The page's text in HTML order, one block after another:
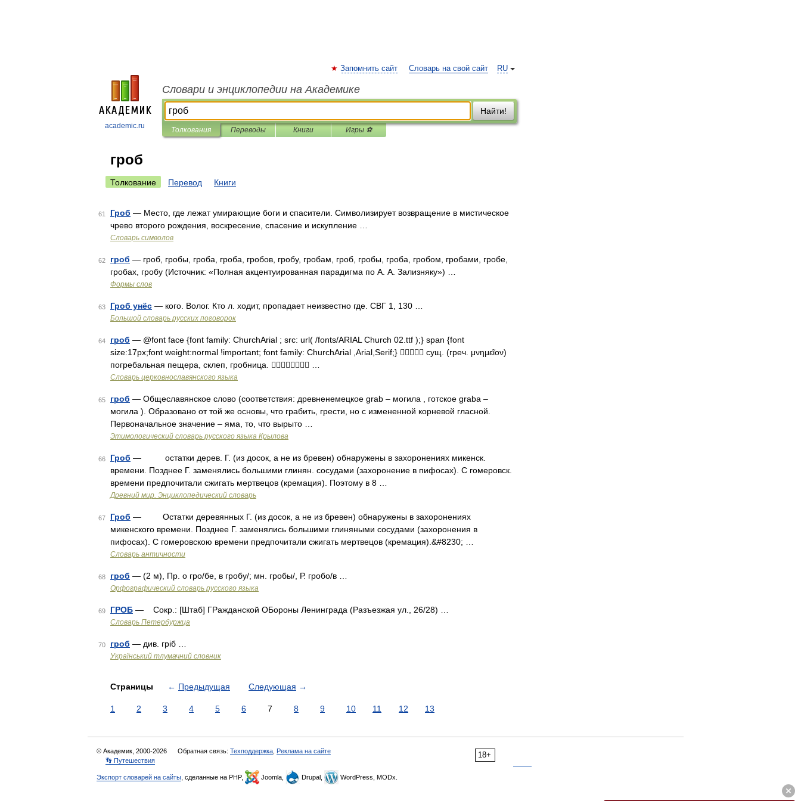
academic.ru
RU
Запомнить сайт Словарь на свой сайт
Словари и энциклопедии на Академике
Найти!
Толкования Переводы Книги Игры ⚽
гроб
Толкование Перевод Книги
61 Гроб — Место, где лежат умирающие боги и спасители. Символизирует возвращение в мистическое
чрево второго рождения, воскресение, спасение и искупление …
Словарь символов
62 гроб — гроб, гробы, гроба, гроба, гробов, гробу, гробам, гроб, гробы, гроба, гробом, гробами, гробе,
гробах, гробу (Источник: «Полная акцентуированная парадигма по А. А. Зализняку») …
Формы слов
63 Гроб унёс — кого. Волог. Кто л. ходит, пропадает неизвестно где. СВГ 1, 130 …
Большой словарь русских поговорок
64 гроб — @font face {font family: ChurchArial ; src: url( /fonts/ARIAL Church 02.ttf );} span {font
size:17px;font weight:normal !important; font family: ChurchArial ,Arial,Serif;}  сущ. (греч. μνημεῖον)
погребальная пещера, склеп, гробница.  …
Словарь церковнославянского языка
65 гроб — Общеславянское слово (соответствия: древненемецкое grab – могила , готское graba –
могила ). Образовано от той же основы, что грабить, грести, но с измененной корневой гласной.
Первоначальное значение – яма, то, что вырыто …
Этимологический словарь русского языка Крылова
66 Гроб — остатки дерев. Г. (из досок, а не из бревен) обнаружены в захоронениях микенск.
времени. Позднее Г. заменялись большими глинян. сосудами (захоронение в пифосах). С гомеровск.
времени предпочитали сжигать мертвецов (кремация). Поэтому в 8 …
Древний мир. Энциклопедический словарь
67 Гроб — Остатки деревянных Г. (из досок, а не из бревен) обнаружены в захоронениях
микенского времени. Позднее Г. заменялись большими глиняными сосудами (захоронения в
пифосах). С гомеровскою времени предпочитали сжигать мертвецов (кремация).&#8230; …
Словарь античности
68 гроб — (2 м), Пр. о гро/бе, в гробу/; мн. гробы/, Р. гробо/в …
Орфографический словарь русского языка
69 ГРОБ — Сокр.: [Штаб] ГРажданской ОБороны Ленинграда (Разъезжая ул., 26/28) …
Словарь Петербуржца
70 гроб — див. гріб …
Український тлумачний словник
Страницы ← Предыдущая Следующая →
1 2 3 4 5 6 7 8 9 10 11 12 13
18+
© Академик, 2000-2026 Обратная связь: Техподдержка Реклама на сайте
👣 Путешествия
Экспорт словарей на сайты , сделанные на PHP, Joomla, Drupal, WordPress, MODx.